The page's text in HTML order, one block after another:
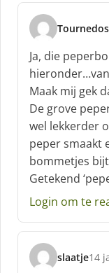
Tournedos
s
c
h
r
e
e
f
Ja, die
Maak mij gek
De grove
wel lekkerder
peper smaakt
bommetjes
Getekend
Login om te
slaatje
s
14